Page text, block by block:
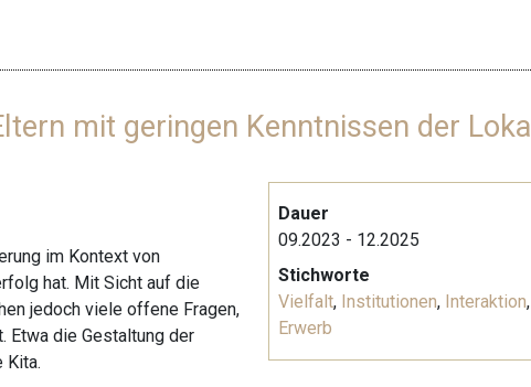
mit geringen Kenntnissen der
im Kontext von
hat. Mit Sicht auf die
jedoch viele offene Fragen,
Etwa die Gestaltung der
Kita.
Dauer
09.2023 - 12.2025
Stichworte
Vielfalt, Institutionen, Interaktion,
Erwerb